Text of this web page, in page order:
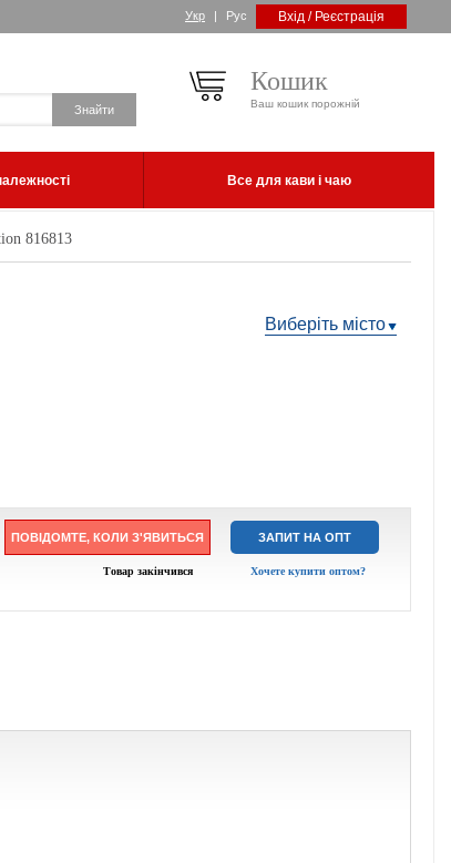
Укр | Рус Вхід / Реєстрація
Кошик
Ваш кошик порожній
Все для кави і чаю
816813
Виберіть місто
ПОВІДОМТЕ, КОЛИ З'ЯВИТЬСЯ ЗАПИТ НА ОПТ
Товар закінчився
Хочете купити оптом?